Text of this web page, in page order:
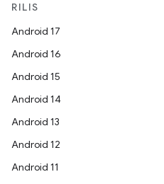
RILIS
Android 17
Android 16
Android 15
Android 14
Android 13
Android 12
Android 11